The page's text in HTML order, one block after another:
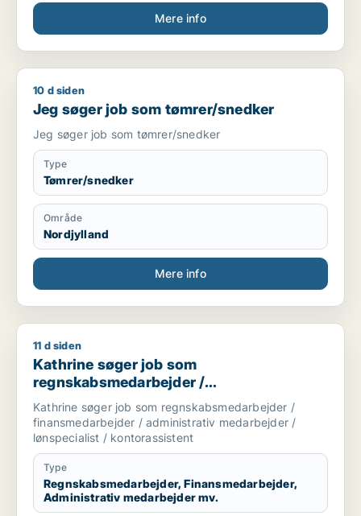
Mere info
Jeg søger job som tømrer/snedker
10 d siden
Jeg søger job som tømrer/snedker
Jeg søger job som tømrer/snedker
Type
Tømrer/snedker
Område
Nordjylland
Mere info
Kathrine søger job som regnskabsmedarbejder /
11 d siden
Kathrine søger job som
regnskabsmedarbejder /
finansmedarbejder / administrativ
medarbejder / lønspecialist /
kontorassistent
Kathrine søger job som regnskabsmedarbejder /
finansmedarbejder / administrativ medarbejder /
lønspecialist / kontorassistent
Type
Regnskabsmedarbejder, Finansmedarbejder,
Administrativ medarbejder mv.